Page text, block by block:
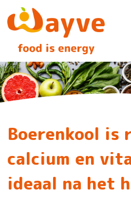
Boerenkool is
calcium en
ideaal na het